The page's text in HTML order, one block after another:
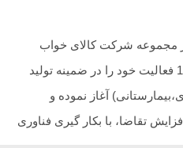
مجموعه شرکت کالای خواب
آرامش نالی میباشد در سال 1375 فعالیت خود را در ضمینه تولید
آغاز نموده و
تقاضا، با بکار گیری فناوری